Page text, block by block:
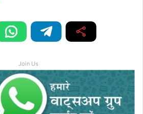
Join Us